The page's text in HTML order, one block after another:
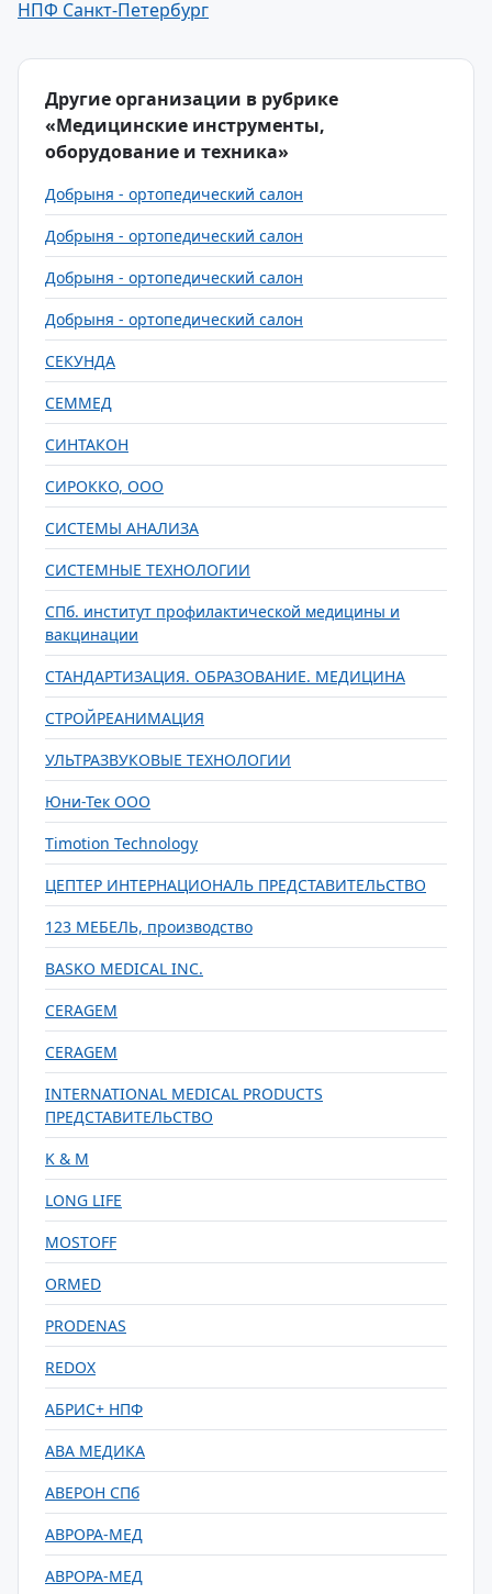
НПФ Санкт-Петербург
Другие организации в рубрике
«Медицинские инструменты,
оборудование и техника»
Добрыня - ортопедический салон
Добрыня - ортопедический салон
Добрыня - ортопедический салон
Добрыня - ортопедический салон
СЕКУНДА
СЕММЕД
СИНТАКОН
СИРОККО, ООО
СИСТЕМЫ АНАЛИЗА
СИСТЕМНЫЕ ТЕХНОЛОГИИ
СПб. институт профилактической медицины и
вакцинации
СТАНДАРТИЗАЦИЯ. ОБРАЗОВАНИЕ. МЕДИЦИНА
СТРОЙРЕАНИМАЦИЯ
УЛЬТРАЗВУКОВЫЕ ТЕХНОЛОГИИ
Юни-Тек ООО
Timotion Technology
ЦЕПТЕР ИНТЕРНАЦИОНАЛЬ ПРЕДСТАВИТЕЛЬСТВО
123 МЕБЕЛЬ, производство
BASKO MEDICAL INC.
CERAGEM
CERAGEM
INTERNATIONAL MEDICAL PRODUCTS
ПРЕДСТАВИТЕЛЬСТВО
K & M
LONG LIFE
MOSTOFF
ORMED
PRODENAS
REDOX
АБРИС+ НПФ
АВА МЕДИКА
АВЕРОН СПб
АВРОРА-МЕД
АВРОРА-МЕД